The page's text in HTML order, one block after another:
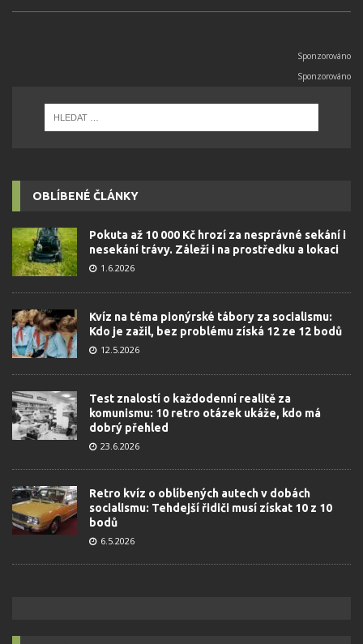
OBLÍBENÉ ČLÁNKY
Pokuta až 10 000 Kč hrozí za nesprávné sekání i
nesekání trávy. Záleží i na prostředku a lokaci
1.6.2026
Kvíz na téma pionýrské tábory za socialismu:
Kdo je zažil, bez problému získá 12 ze 12 bodů
12.5.2026
Test znalostí o každodenní realitě za
komunismu: 10 retro otázek ukáže, kdo má
dobrý přehled
23.6.2026
Retro kvíz o oblíbených autech v dobách
socialismu: Tehdejší řidiči musí získat 10 z 10
bodů
6.5.2026